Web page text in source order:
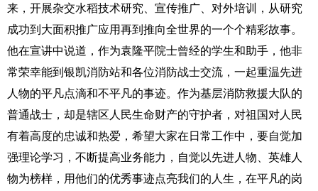
来，开展杂交水稻技术研究、宣传推广、对外培训，从研究
成功到大面积推广应用再到推向全世界的一个个精彩故事。
他在宣讲中说道，作为袁隆平院士曾经的学生和助手，他非
常荣幸能到银凯消防站和各位消防战士交流，一起重温先进
人物的平凡点滴和不平凡的事迹。作为基层消防救援大队的
普通战士，却是辖区人民生命财产的守护者，对祖国对人民
有着高度的忠诚和热爱，希望大家在日常工作中，要自觉加
强理论学习，不断提高业务能力，自觉以先进人物、英雄人
物为榜样，用他们的优秀事迹点亮我们的人生，在平凡的岗